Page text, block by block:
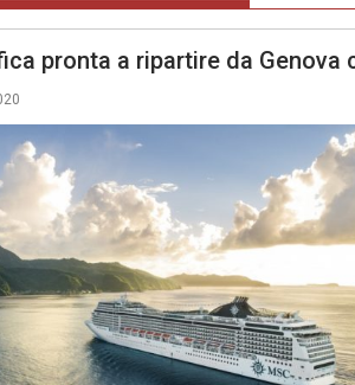
pronta a ripartire da